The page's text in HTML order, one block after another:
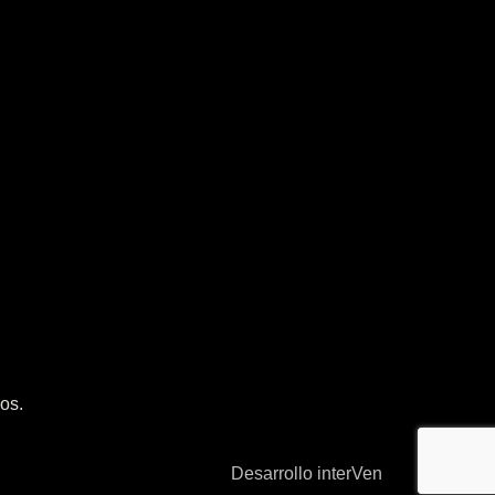
Desarrollo interVen